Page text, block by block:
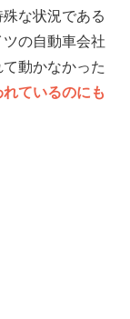
な状況である
の自動車会社
動かなかった
ているのにも